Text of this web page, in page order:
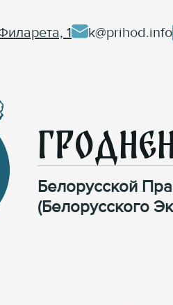
1 k@prihod.info
Белорусской
(Белорусского